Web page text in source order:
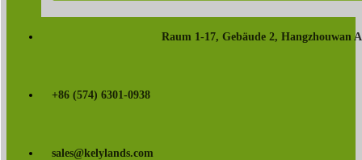
Raum 1-17, Gebäude 2,
+86 (574) 6301-0938
sales@kelylands.com